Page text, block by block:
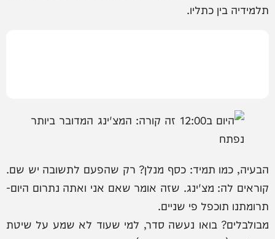
תלמידיה בין כתליו.
הבעיה, כמו תמיד: כסף מנלן? רק שהפעם לתשובה יש שם.
קוראים לה: מצ'ינג. שזה אומר שאם אני ואתה נתרום היום-
תרומתנו תוכפל פי שניים.
מבולבלים? בואו נעשה סדר, למי שעוד לא שמע על שיטת